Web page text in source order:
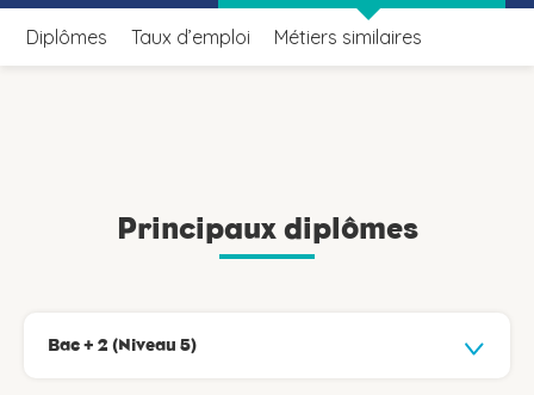
Diplômes Taux d’emploi Métiers similaires
Principaux diplômes
Bac + 2 (Niveau 5)